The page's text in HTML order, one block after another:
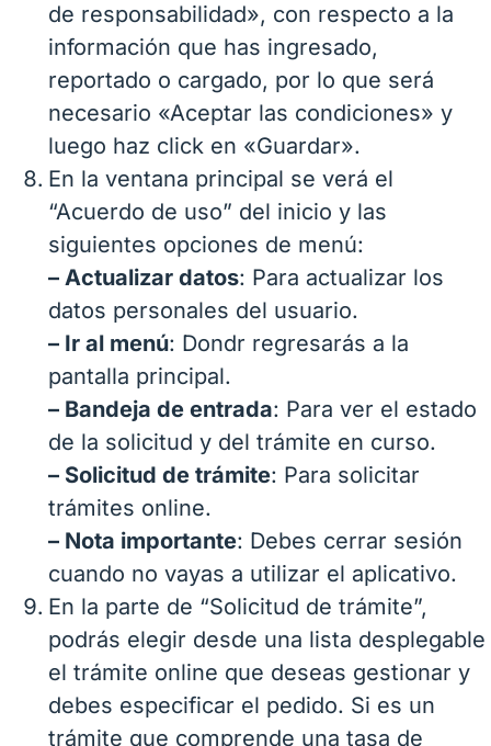
de responsabilidad», con respecto a la
información que has ingresado,
reportado o cargado, por lo que será
necesario «Aceptar las condiciones» y
luego haz click en «Guardar».
En la ventana principal se verá el
“Acuerdo de uso” del inicio y las
siguientes opciones de menú:
– Actualizar datos: Para actualizar los
datos personales del usuario.
– Ir al menú: Dondr regresarás a la
pantalla principal.
– Bandeja de entrada: Para ver el estado
de la solicitud y del trámite en curso.
– Solicitud de trámite: Para solicitar
trámites online.
– Nota importante: Debes cerrar sesión
cuando no vayas a utilizar el aplicativo.
En la parte de “Solicitud de trámite”,
podrás elegir desde una lista desplegable
el trámite online que deseas gestionar y
debes especificar el pedido. Si es un
trámite que comprende una tasa de